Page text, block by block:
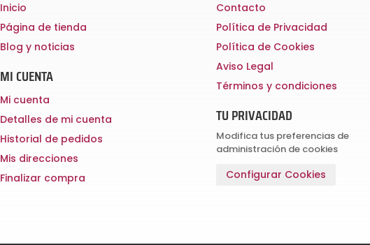
Inicio
Página de tienda
Blog y noticias
MI CUENTA
Mi cuenta
Detalles de mi cuenta
Historial de pedidos
Mis direcciones
Finalizar compra
Contacto
Política de Privacidad
Política de Cookies
Aviso Legal
Términos y condiciones
TU PRIVACIDAD
Modifica tus preferencias de
administración de cookies
Configurar Cookies